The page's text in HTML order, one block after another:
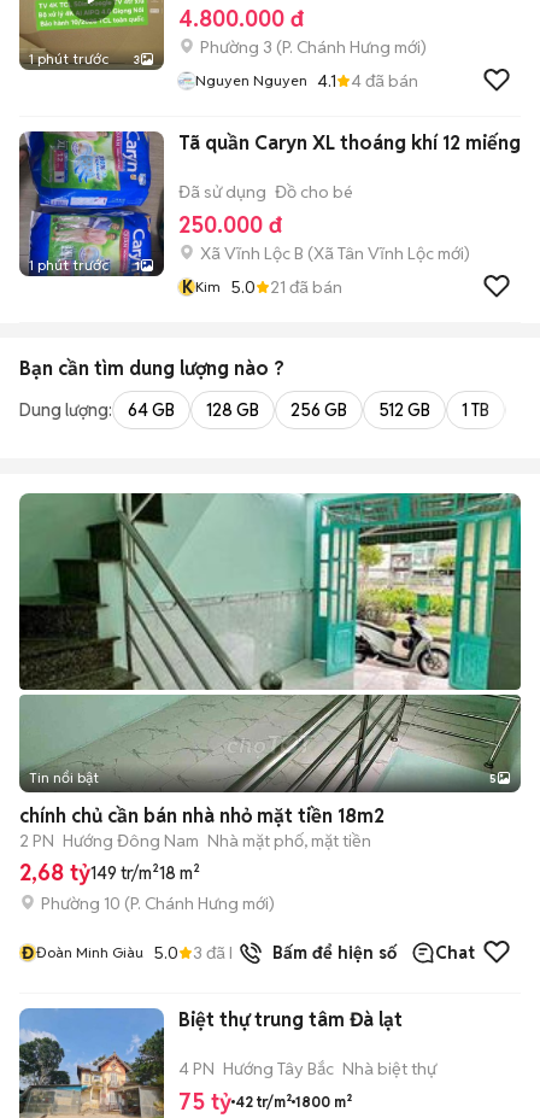
1 phút trước 3
4.800.000 đ
Phường 3 (P. Chánh Hưng mới)
Nguyen Nguyen 4.1 4đã bán
1 phút trước 1
Tã quần Caryn XL thoáng khí 12 miếng
Đã sử dụng Đồ cho bé
250.000 đ
Xã Vĩnh Lộc B (Xã Tân Vĩnh Lộc mới)
KKim 5.0 21 đã bán
Bạn cần tìm dung lượng nào ?
Dung lượng: 64 GB 128 GB 256 GB 512 GB 1 TB
Tin nổi bật 5
chính chủ cần bán nhà nhỏ mặt tiền 18m2
2 PN Hướng Đông Nam Nhà mặt phố, mặt tiền
2,68 tỷ149 tr/m²18 m²
Phường 10 (P. Chánh Hưng mới)
ĐĐoàn Minh Giàu 5.0 3 đã bán Bấm để hiện số Chat
Biệt thự trung tâm Đà lạt
4 PN Hướng Tây Bắc Nhà biệt thự
75 tỷ 42 tr/m² 1800 m²